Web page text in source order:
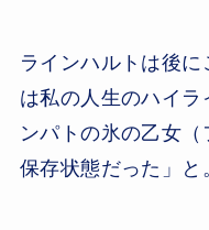
ラインハルトは後
は私の人生のハイ
ンパトの氷の乙女
保存状態だった」と